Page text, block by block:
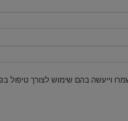
וייעשה בהם שימוש לצורך טיפול